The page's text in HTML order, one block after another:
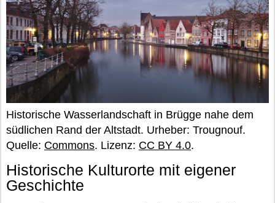
Historische Wasserlandschaft in Brügge nahe dem
südlichen Rand der Altstadt. Urheber: Trougnouf.
Quelle: Commons. Lizenz: CC BY 4.0.
Historische Kulturorte mit eigener
Geschichte